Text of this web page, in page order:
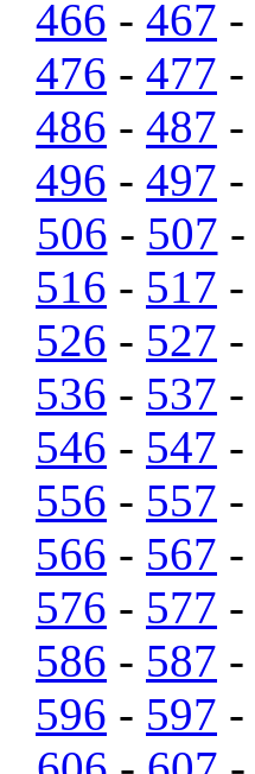
466 - 467 -
476 - 477 -
486 - 487 -
496 - 497 -
506 - 507 -
516 - 517 -
526 - 527 -
536 - 537 -
546 - 547 -
556 - 557 -
566 - 567 -
576 - 577 -
586 - 587 -
596 - 597 -